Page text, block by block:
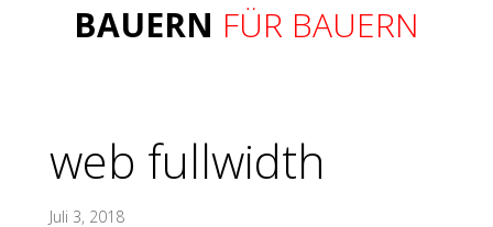
BAUERN FÜR BAUERN
web fullwidth
Juli 3, 2018